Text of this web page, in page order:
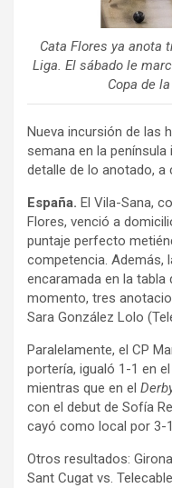
Cata Flores ya anota
Liga. El sábado le
Copa de
Nueva incursión de las
semana en la
detalle de lo anotado, a
España. El Vila-Sana,
Flores, venció a
puntaje perfecto
competencia. Además,
encaramada en la tabla
momento, tres
Sara González Lolo
Paralelamente, el CP
portería, igualó 1-1 en
mientras que en el
con el debut de Sofía
cayó como local por 3-
Otros resultados:
Sant Cugat vs.